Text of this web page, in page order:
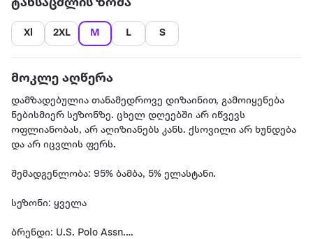
Xl 2XL M L S
მოკლე აღწერა
დამზადებულია თანამედროვე დიზაინით, გამოიყენება
ნებისმიერ სეზონზე. ცხელ დღეებში არ იწვევს
ოფლიანობას, არ აღიზიანებს კანს. ქსოვილი არ ხუნდება
და არ იცვლის ფერს.
შემადგენლობა: 95% ბამბა, 5% ელასტანი.
სეზონი: ყველა
ბრენდი: U.S. Polo Assn.